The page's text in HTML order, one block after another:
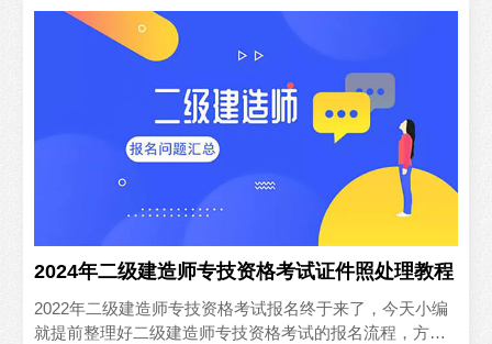
2024年二级建造师专技资格考试证件照处理教程
2022年二级建造师专技资格考试报名终于来了，今天小编
就提前整理好二级建造师专技资格考试的报名流程，方便